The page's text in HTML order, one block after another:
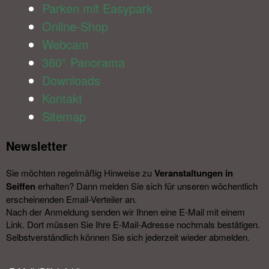
Parken mit Easypark
Online-Shop
Webcam
360° Panorama
Downloads
Kontakt
Sitemap
Newsletter​
Sie möchten regelmäßig Hinweise zu Veranstal­tungen in
Seiffen erhalten? Dann melden Sie sich für unseren wöchentlich
erscheinenden Email-Verteiler an.
Nach der Anmeldung senden wir Ihnen eine E-Mail mit einem
Link. Dort müssen Sie Ihre E-Mail-Adresse nochmals bestätigen.
Selbstverständlich können Sie sich jederzeit wieder abmelden.​